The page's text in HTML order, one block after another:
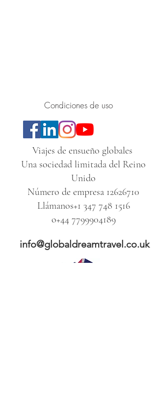
Condiciones de uso
info@globaldreamtravel.co.uk
Viajes de ensueño globales
Una sociedad limitada del Reino
Unido
Número de empresa 12626710
Llámanos+1 347 748 1516
o+44 7799904189